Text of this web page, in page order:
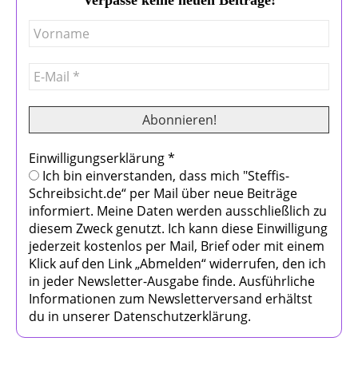
Einwilligungserklärung*
Ich bin einverstanden, dass mich "Steffis-
Schreibsicht.de“ per Mail über neue Beiträge
informiert. Meine Daten werden ausschließlich zu
diesem Zweck genutzt. Ich kann diese Einwilligung
jederzeit kostenlos per Mail, Brief oder mit einem
Klick auf den Link „Abmelden“ widerrufen, den ich
in jeder Newsletter-Ausgabe finde. Ausführliche
Informationen zum Newsletterversand erhältst
du in unserer Datenschutzerklärung.